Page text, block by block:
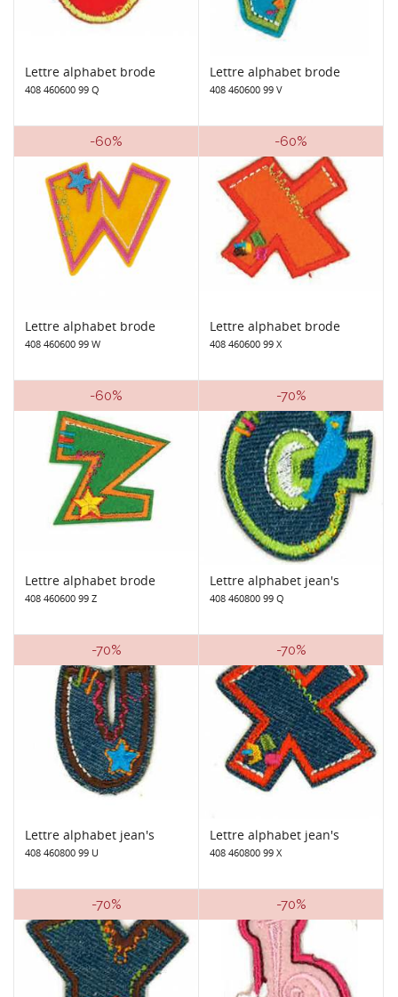
Lettre alphabet brode
408 460600 99 Q
Lettre alphabet brode
408 460600 99 V
-60%
Lettre alphabet brode
408 460600 99 W
-60%
Lettre alphabet brode
408 460600 99 X
-60%
Lettre alphabet brode
408 460600 99 Z
-70%
Lettre alphabet jean's
408 460800 99 Q
-70%
Lettre alphabet jean's
408 460800 99 U
-70%
Lettre alphabet jean's
408 460800 99 X
-70% -70%